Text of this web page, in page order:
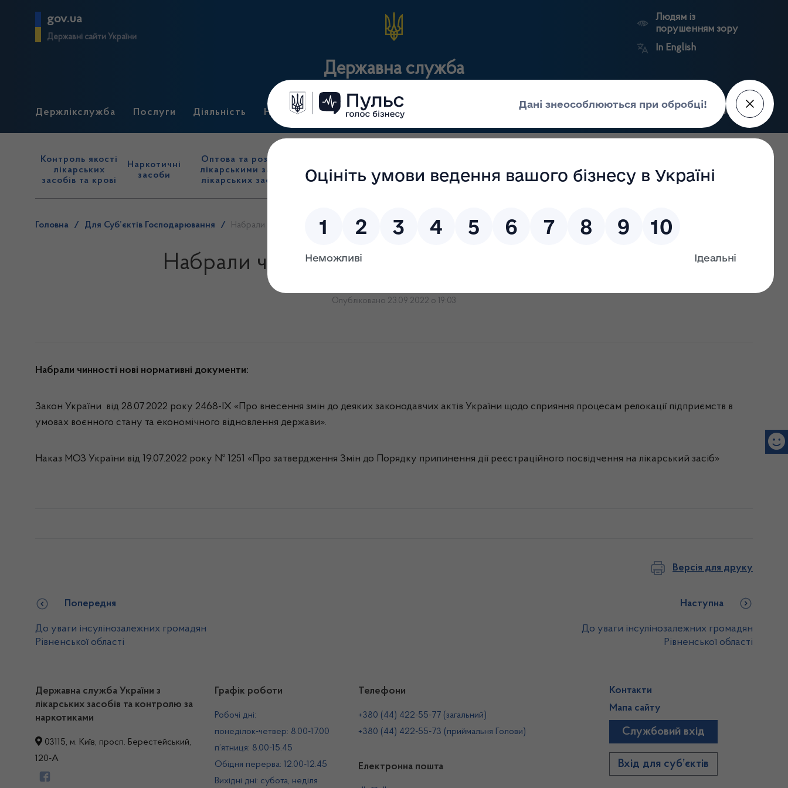
gov.ua
Державні сайти України
Державна служба
Людям із
порушенням зору
In English
Держлікслужба Послуги Діяльність Нормативні документи Для громадськості Прес-центр Пошук
Контроль якості
лікарських
засобів та крові
Наркотичні
засоби
Оптова та роздрібна торгівля
лікарськими засобами, імпорт
лікарських засобів (крім АФІ)
нагляд
(контроль)
засобів, крові та
сертифікація
нагляд
реєстри
портал
Держлікслужби
Головна / Для Суб’єктів Господарювання / Набрали чинності нові нормативні документи
Набрали чинності нові нормативні документи
Опубліковано 23.09.2022 о 19:03
Набрали чинності нові нормативні документи:
Закон України від 28.07.2022 року 2468-IX «Про внесення змін до деяких законодавчих актів України щодо сприяння процесам релокації підприємств в
умовах воєнного стану та економічного відновлення держави».
Наказ МОЗ України від 19.07.2022 року № 1251 «Про затвердження Змін до Порядку припинення дії реєстраційного посвідчення на лікарський засіб»
Версія для друку
Попередня
До уваги інсулінозалежних громадян
Рівненської області
Наступна
До уваги інсулінозалежних громадян
Рівненської області
Державна служба України з
лікарських засобів та контролю за
наркотиками
03115, м. Київ, просп. Берестейський,
120-А
Графік роботи
Робочі дні:
понеділок-четвер: 8.00-17.00
п’ятниця: 8.00-15.45
Обідня перерва: 12.00-12.45
Вихідні дні: субота, неділя
Телефони
+380 (44) 422-55-77 (загальний)
+380 (44) 422-55-73 (приймальня Голови)
Електронна пошта
Контакти
Мапа сайту
Службовий вхід
Вхід для суб’єктів